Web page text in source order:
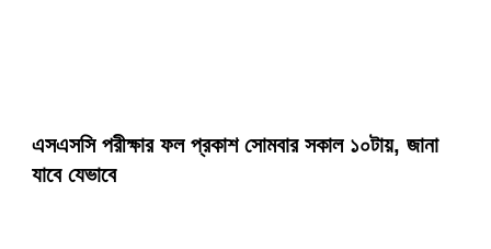
এসএসসি পরীক্ষার ফল প্রকাশ সোমবার সকাল ১০টায়, জানা
যাবে যেভাবে